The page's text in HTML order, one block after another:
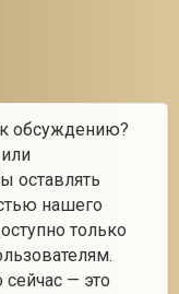
к обсуждению?
оставлять
нашего
только
— это